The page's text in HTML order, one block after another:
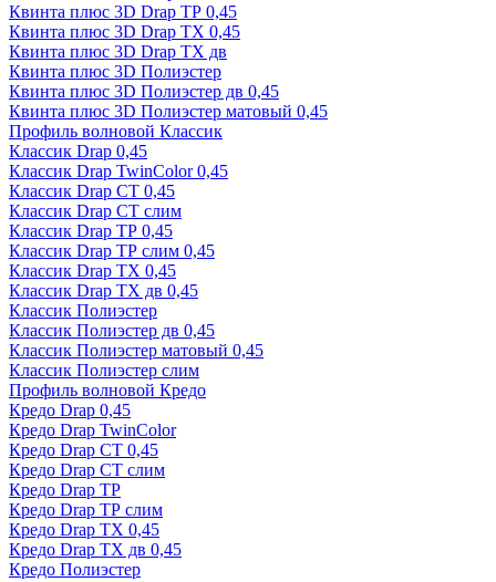
Квинта плюс 3D Drap ТР 0,45
Квинта плюс 3D Drap ТХ 0,45
Квинта плюс 3D Drap ТХ дв
Квинта плюс 3D Полиэстер
Квинта плюс 3D Полиэстер дв 0,45
Квинта плюс 3D Полиэстер матовый 0,45
Профиль волновой Классик
Классик Drap 0,45
Классик Drap TwinColor 0,45
Классик Drap СТ 0,45
Классик Drap СТ слим
Классик Drap ТР 0,45
Классик Drap ТР слим 0,45
Классик Drap ТХ 0,45
Классик Drap ТХ дв 0,45
Классик Полиэстер
Классик Полиэстер дв 0,45
Классик Полиэстер матовый 0,45
Классик Полиэстер слим
Профиль волновой Кредо
Кредо Drap 0,45
Кредо Drap TwinColor
Кредо Drap СТ 0,45
Кредо Drap СТ слим
Кредо Drap ТР
Кредо Drap ТР слим
Кредо Drap ТХ 0,45
Кредо Drap ТХ дв 0,45
Кредо Полиэстер